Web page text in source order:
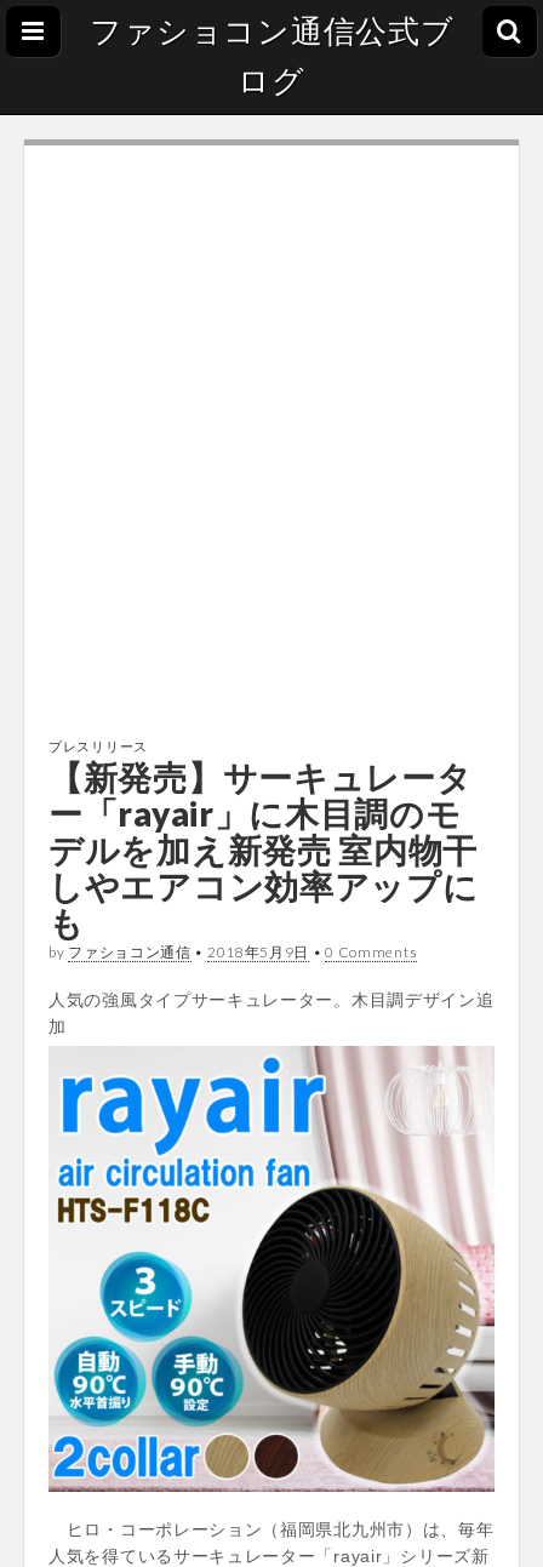
ファショコン通信公式ブ
ログ
プレスリリース
【新発売】サーキュレータ
ー「rayair」に木目調のモ
デルを加え新発売 室内物干
しやエアコン効率アップに
も
by ファショコン通信 • 2018年5月9日 •0 Comments
人気の強風タイプサーキュレーター。木目調デザイン追
加
ヒロ・コーポレーション（福岡県北九州市）は、毎年
人気を得ているサーキュレーター「rayair」シリーズ新